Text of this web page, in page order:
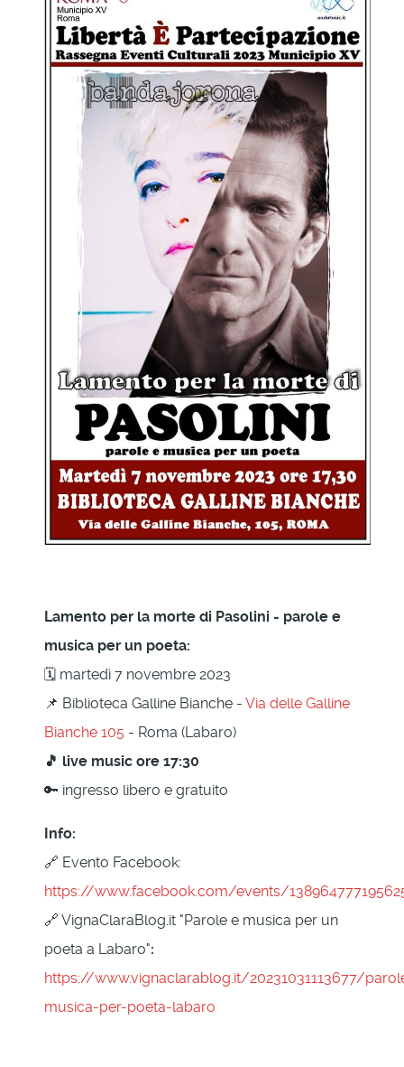
Lamento per la morte di Pasolini - parole e
musica per un poeta:
🗓 martedì 7 novembre 2023
📌 Biblioteca Galline Bianche - Via delle Galline
Bianche 105 - Roma (Labaro)
🎵 live music ore 17:30
🔑 ingresso libero e gratuito
Info:
🔗 Evento Facebook:
https://www.facebook.com/events/
🔗 VignaClaraBlog.it "Parole e musica per un
poeta a Labaro":
https://www.vignaclarablog.it/20231031113677/
musica-per-poeta-labaro